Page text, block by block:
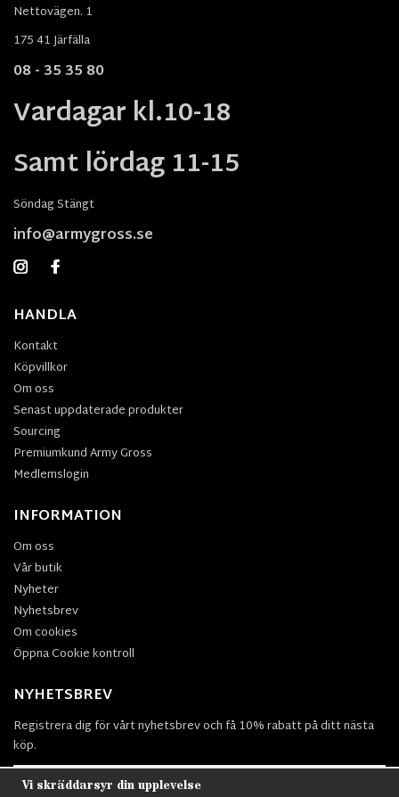
Nettovägen. 1
175 41 Järfälla
08 - 35 35 80
Vardagar kl.10-18
Samt lördag 11-15
Söndag Stängt
info@armygross.se
HANDLA
Kontakt
Köpvillkor
Om oss
Senast uppdaterade produkter
Sourcing
Premiumkund Army Gross
Medlemslogin
INFORMATION
Om oss
Vår butik
Nyheter
Nyhetsbrev
Om cookies
Öppna Cookie kontroll
NYHETSBREV
Registrera dig för vårt nyhetsbrev och få 10% rabatt på ditt nästa
köp.
Vi skräddarsyr din upplevelse